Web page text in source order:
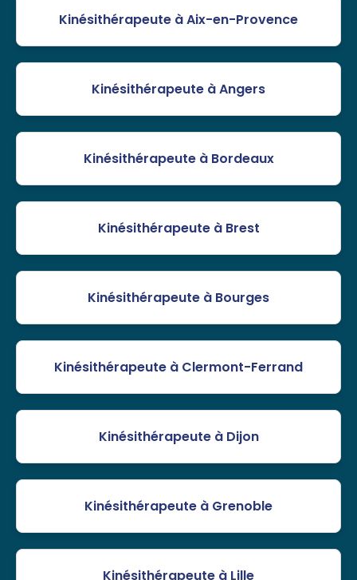
Kinésithérapeute à Aix-en-Provence
Kinésithérapeute à Angers
Kinésithérapeute à Bordeaux
Kinésithérapeute à Brest
Kinésithérapeute à Bourges
Kinésithérapeute à Clermont-Ferrand
Kinésithérapeute à Dijon
Kinésithérapeute à Grenoble
Kinésithérapeute à Lille